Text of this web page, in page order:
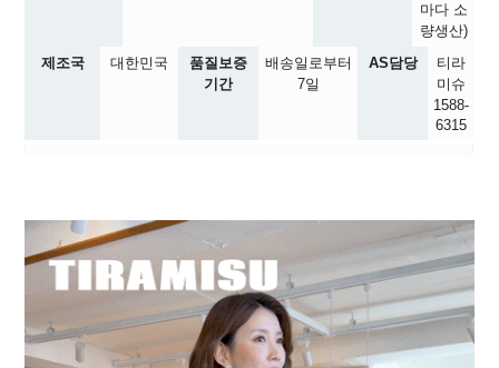
마다 소
량생산)
제조국
대한민국
품질보증
기간
배송일로부터
7일
AS담당
티라
미슈
1588-
6315